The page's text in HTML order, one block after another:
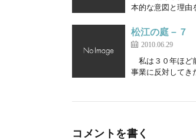
本的な意図と理
松江の庭－７
2010.06.29
私は３０年ほど
事業に反対してき
コメントを書く